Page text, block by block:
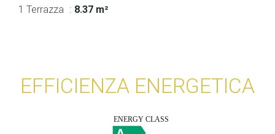
1 Terrazza 8.37 m²
EFFICIENZA ENERGETICA